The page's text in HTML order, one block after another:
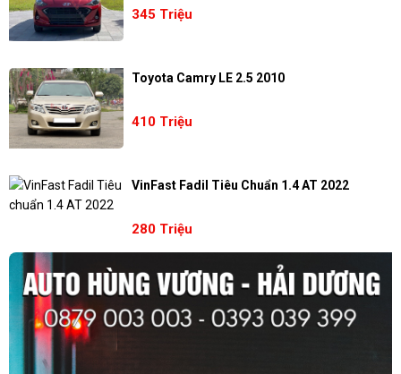
345 Triệu
Toyota Camry LE 2.5 2010
410 Triệu
VinFast Fadil Tiêu Chuẩn 1.4 AT 2022
280 Triệu